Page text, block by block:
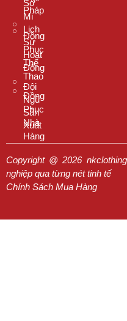
Pháp
Lịch
Sử
Hoạt
Động
Đội
Ngũ
Sản
Xuất
Sơ
Mi
Đồng
Phục
Thể
Thao
Đồng
Phục
Nhà
Hàng
Copyright @ 2026
nghiệp qua từng nét tinh tế
Chính Sách Mua Hàng